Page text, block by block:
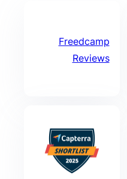
Freedcamp
Reviews